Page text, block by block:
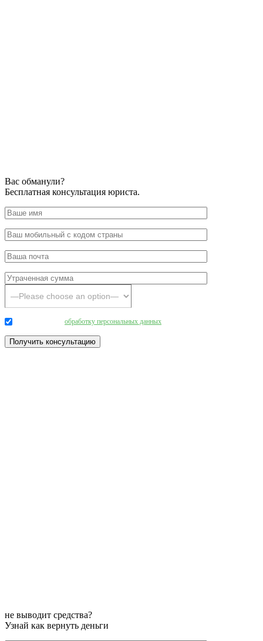
Вас обманули?
Бесплатная консультация юриста.
обработку персональных данных
не выводит средства?
Узнай как вернуть деньги